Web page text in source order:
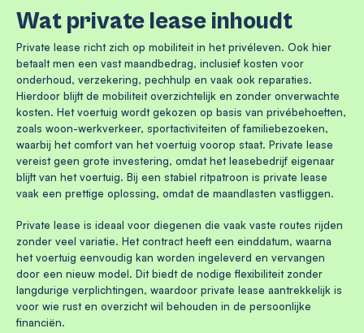
Wat private lease inhoudt
Private lease richt zich op mobiliteit in het privéleven. Ook hier
betaalt men een vast maandbedrag, inclusief kosten voor
onderhoud, verzekering, pechhulp en vaak ook reparaties.
Hierdoor blijft de mobiliteit overzichtelijk en zonder onverwachte
kosten. Het voertuig wordt gekozen op basis van privébehoeften,
zoals woon-werkverkeer, sportactiviteiten of familiebezoeken,
waarbij het comfort van het voertuig voorop staat. Private lease
vereist geen grote investering, omdat het leasebedrijf eigenaar
blijft van het voertuig. Bij een stabiel ritpatroon is private lease
vaak een prettige oplossing, omdat de maandlasten vastliggen.
Private lease is ideaal voor diegenen die vaak vaste routes rijden
zonder veel variatie. Het contract heeft een einddatum, waarna
het voertuig eenvoudig kan worden ingeleverd en vervangen
door een nieuw model. Dit biedt de nodige flexibiliteit zonder
langdurige verplichtingen, waardoor private lease aantrekkelijk is
voor wie rust en overzicht wil behouden in de persoonlijke
financiën.